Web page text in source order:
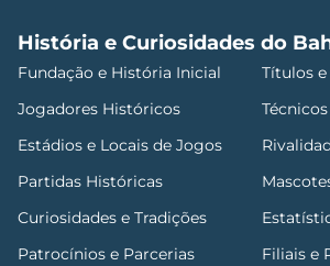
História e Curiosidades do
Fundação e História Inicial
Títulos
Jogadores Históricos
Estádios e Locais de Jogos
Partidas Históricas
Curiosidades e Tradições
Patrocínios e Parcerias
Filiais e